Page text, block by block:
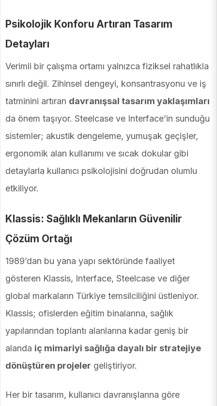
Psikolojik Konforu Artıran Tasarım
Detayları
Verimli bir çalışma ortamı yalnızca fiziksel rahatlıkla
sınırlı değil. Zihinsel dengeyi, konsantrasyonu ve iş
tatminini artıran davranışsal tasarım yaklaşımları
da önem taşıyor. Steelcase ve Interface’in sunduğu
sistemler; akustik dengeleme, yumuşak geçişler,
ergonomik alan kullanımı ve sıcak dokular gibi
detaylarla kullanıcı psikolojisini doğrudan olumlu
etkiliyor.
Klassis: Sağlıklı Mekanların Güvenilir
Çözüm Ortağı
1989’dan bu yana yapı sektöründe faaliyet
gösteren Klassis, Interface, Steelcase ve diğer
global markaların Türkiye temsilciliğini üstleniyor.
Klassis; ofislerden eğitim binalarına, sağlık
yapılarından toplantı alanlarına kadar geniş bir
alanda iç mimariyi sağlığa dayalı bir stratejiye
dönüştüren projeler geliştiriyor.
Her bir tasarım, kullanıcı davranışlarına göre